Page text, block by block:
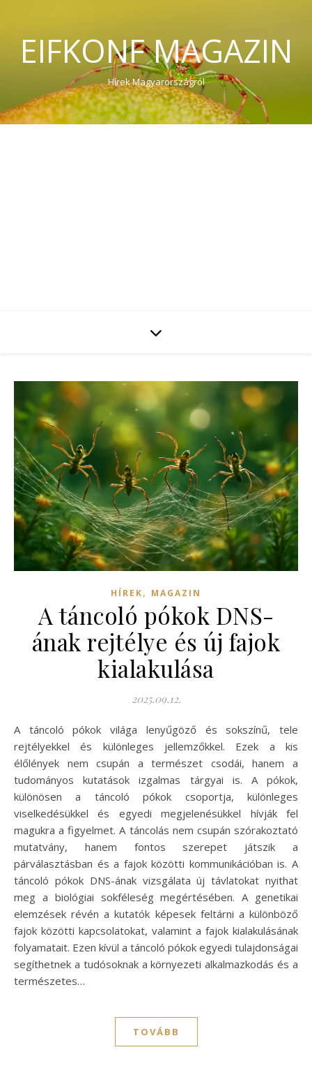
EIFKONF MAGAZIN
Hírek Magyarországról
HÍREK, MAGAZIN
A táncoló pókok DNS-
ának rejtélye és új fajok
kialakulása
2025.09.12.
A táncoló pókok világa lenyűgöző és sokszínű, tele
rejtélyekkel és különleges jellemzőkkel. Ezek a kis
élőlények nem csupán a természet csodái, hanem a
tudományos kutatások izgalmas tárgyai is. A pókok,
különösen a táncoló pókok csoportja, különleges
viselkedésükkel és egyedi megjelenésükkel hívják fel
magukra a figyelmet. A táncolás nem csupán szórakoztató
mutatvány, hanem fontos szerepet játszik a
párválasztásban és a fajok közötti kommunikációban is. A
táncoló pókok DNS-ának vizsgálata új távlatokat nyithat
meg a biológiai sokféleség megértésében. A genetikai
elemzések révén a kutatók képesek feltárni a különböző
fajok közötti kapcsolatokat, valamint a fajok kialakulásának
folyamatait. Ezen kívül a táncoló pókok egyedi tulajdonságai
segíthetnek a tudósoknak a környezeti alkalmazkodás és a
természetes…
TOVÁBB